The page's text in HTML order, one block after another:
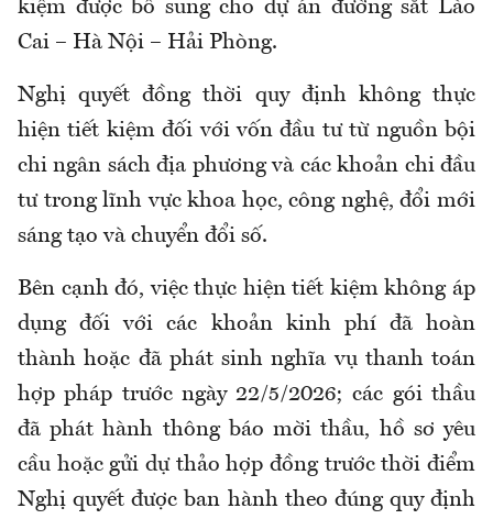
kiệm được bổ sung cho dự án đường sắt Lào
Cai – Hà Nội – Hải Phòng.
Nghị quyết đồng thời quy định không thực
hiện tiết kiệm đối với vốn đầu tư từ nguồn bội
chi ngân sách địa phương và các khoản chi đầu
tư trong lĩnh vực khoa học, công nghệ, đổi mới
sáng tạo và chuyển đổi số.
Bên cạnh đó, việc thực hiện tiết kiệm không áp
dụng đối với các khoản kinh phí đã hoàn
thành hoặc đã phát sinh nghĩa vụ thanh toán
hợp pháp trước ngày 22/5/2026; các gói thầu
đã phát hành thông báo mời thầu, hồ sơ yêu
cầu hoặc gửi dự thảo hợp đồng trước thời điểm
Nghị quyết được ban hành theo đúng quy định